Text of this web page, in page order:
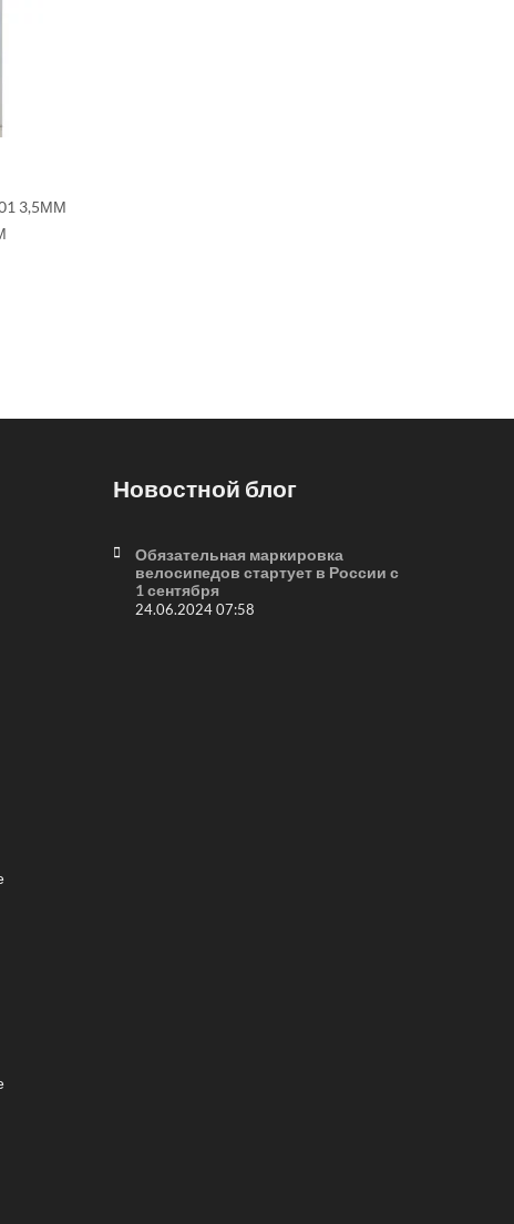
3,5ММ
Новостной блог
Обязательная маркировка
велосипедов стартует в России с
1 сентября
24.06.2024 07:58